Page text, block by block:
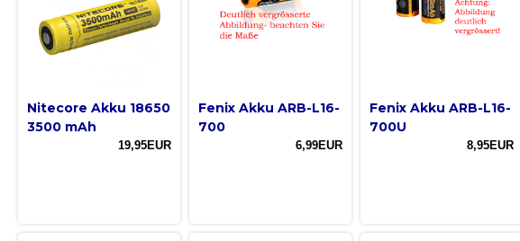
Nitecore Akku 18650
3500 mAh
19,95EUR
Fenix Akku ARB-L16-
700
6,99EUR
Fenix Akku ARB-L16-
700U
8,95EUR